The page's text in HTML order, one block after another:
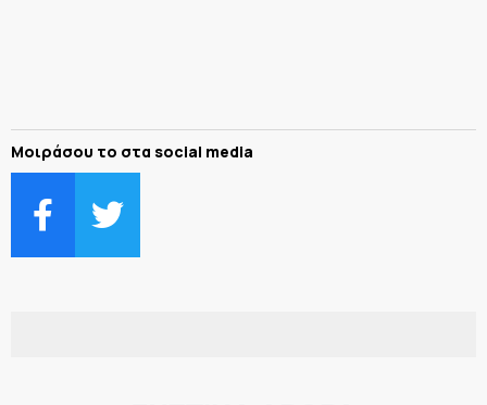
Μοιράσου το στα social media